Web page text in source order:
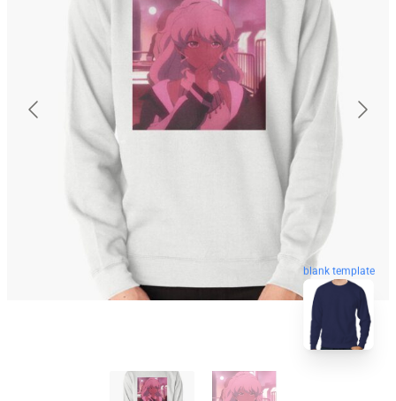
blank template